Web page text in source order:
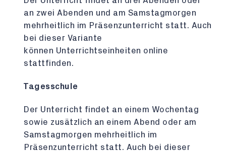
an zwei Abenden und am Samstagmorgen
mehrheitlich im Präsenzunterricht statt. Auch
bei dieser Variante
können Unterrichtseinheiten online
stattfinden.
Tagesschule
Der Unterricht findet an einem Wochentag
sowie zusätzlich an einem Abend oder am
Samstagmorgen mehrheitlich im
Präsenzunterricht statt. Auch bei dieser